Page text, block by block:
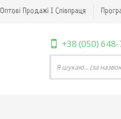
Оптові Продажі І Співпраця
+38 (050)